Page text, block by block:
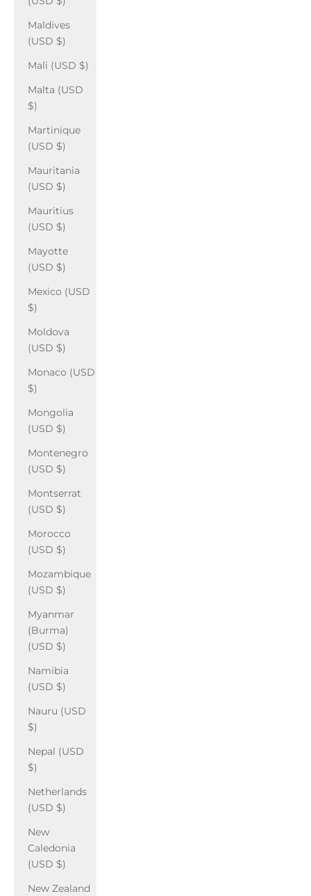
Maldives
(USD $)
Mali (USD $)
Malta (USD
$)
Martinique
(USD $)
Mauritania
(USD $)
Mauritius
(USD $)
Mayotte
(USD $)
Mexico (USD
$)
Moldova
(USD $)
Monaco (USD
$)
Mongolia
(USD $)
Montenegro
(USD $)
Montserrat
(USD $)
Morocco
(USD $)
Mozambique
(USD $)
Myanmar
(Burma)
(USD $)
Namibia
(USD $)
Nauru (USD
$)
Nepal (USD
$)
Netherlands
(USD $)
New
Caledonia
(USD $)
New Zealand